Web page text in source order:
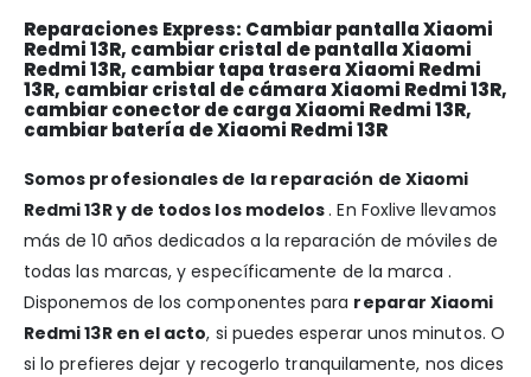
Reparaciones Express: Cambiar pantalla Xiaomi
Redmi 13R, cambiar cristal de pantalla Xiaomi
Redmi 13R, cambiar tapa trasera Xiaomi Redmi
13R, cambiar cristal de cámara Xiaomi Redmi 13R,
cambiar conector de carga Xiaomi Redmi 13R,
cambiar batería de Xiaomi Redmi 13R
Somos profesionales de la reparación de Xiaomi
Redmi 13R y de todos los modelos. En Foxlive llevamos
más de 10 años dedicados a la reparación de móviles de
todas las marcas, y específicamente de la marca .
Disponemos de los componentes para reparar Xiaomi
Redmi 13R en el acto, si puedes esperar unos minutos. O
si lo prefieres dejar y recogerlo tranquilamente, nos dices